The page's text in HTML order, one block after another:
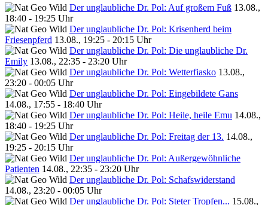
Der unglaubliche Dr. Pol: Auf großem Fuß 13.08.,
18:40 - 19:25 Uhr
Der unglaubliche Dr. Pol: Krisenherd beim
Friesenpferd 13.08., 19:25 - 20:15 Uhr
Der unglaubliche Dr. Pol: Die unglaubliche Dr.
Emily 13.08., 22:35 - 23:20 Uhr
Der unglaubliche Dr. Pol: Wetterfiasko 13.08.,
23:20 - 00:05 Uhr
Der unglaubliche Dr. Pol: Eingebildete Gans
14.08., 17:55 - 18:40 Uhr
Der unglaubliche Dr. Pol: Heile, heile Emu 14.08.,
18:40 - 19:25 Uhr
Der unglaubliche Dr. Pol: Freitag der 13. 14.08.,
19:25 - 20:15 Uhr
Der unglaubliche Dr. Pol: Außergewöhnliche
Patienten 14.08., 22:35 - 23:20 Uhr
Der unglaubliche Dr. Pol: Schafswiderstand
14.08., 23:20 - 00:05 Uhr
Der unglaubliche Dr. Pol: Steter Tropfen... 15.08.,